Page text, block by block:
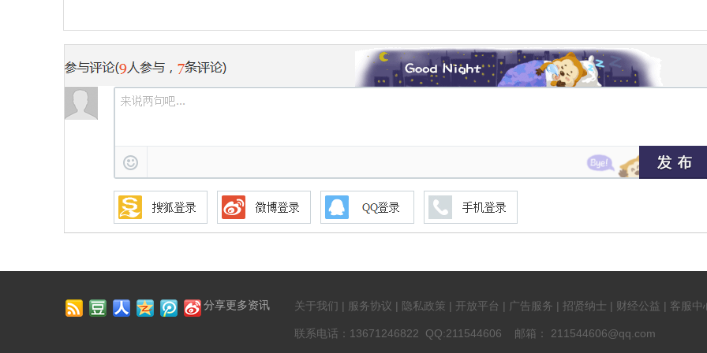
分享更多资讯 关于我们 | 服务协议 | 隐私政策 | 开放平台 | 广告服务 | 招贤纳士 | 财经公益 | 客服中
联系电话：13671246822 QQ:211544606 邮箱： 211544606@qq.com